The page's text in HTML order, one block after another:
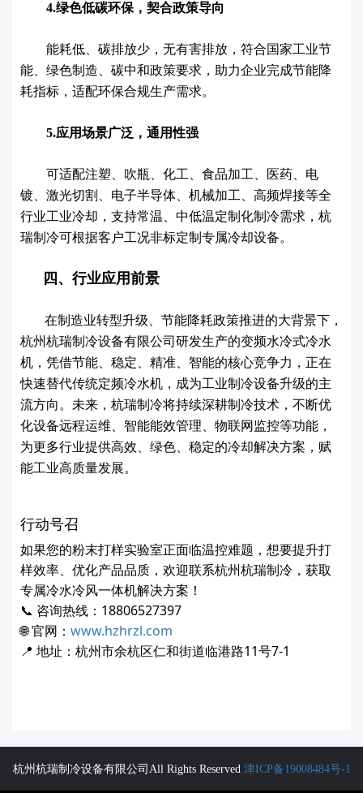
4.绿色低碳环保，契合政策导向
能耗低、碳排放少，无有害排放，符合国家工业节
能、绿色制造、碳中和政策要求，助力企业完成节能降
耗指标，适配环保合规生产需求。
5.应用场景广泛，通用性强
可适配注塑、吹瓶、化工、食品加工、医药、电
镀、激光切割、电子半导体、机械加工、高频焊接等全
行业工业冷却，支持常温、中低温定制化制冷需求，杭
瑞制冷可根据客户工况非标定制专属冷却设备。
四、行业应用前景
在制造业转型升级、节能降耗政策推进的大背景下，
杭州杭瑞制冷设备有限公司研发生产的变频水冷式冷水
机，凭借节能、稳定、精准、智能的核心竞争力，正在
快速替代传统定频冷水机，成为工业制冷设备升级的主
流方向。未来，杭瑞制冷将持续深耕制冷技术，不断优
化设备远程运维、智能能效管理、物联网监控等功能，
为更多行业提供高效、绿色、稳定的冷却解决方案，赋
能工业高质量发展。
行动号召
如果您的粉末打样实验室正面临温控难题，想要提升打
样效率、优化产品品质，欢迎联系杭州杭瑞制冷，获取
专属冷水冷风一体机解决方案！
📞 咨询热线：18806527397
🌐 官网： www.hzhrzl.com
📍 地址：杭州市余杭区仁和街道临港路11号7-1
杭州杭瑞制冷设备有限公司All Rights Reserved 津ICP备19008484号-1